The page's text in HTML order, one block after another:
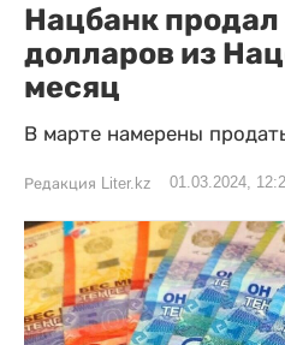
Нацбанк
долларов из
месяц
В марте намерены
Редакция Liter.kz 01.03.2024,